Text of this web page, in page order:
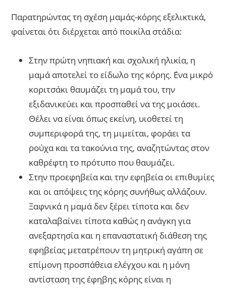
Παρατηρώντας τη σχέση μαμάς-κόρης εξελικτικά,
φαίνεται ότι διέρχεται από ποικίλα στάδια:
Στην πρώτη νηπιακή και σχολική ηλικία, η
μαμά αποτελεί το είδωλο της κόρης. ΄Ενα μικρό
κοριτσάκι θαυμάζει τη μαμά του, την
εξιδανικεύει και προσπαθεί να της μοιάσει.
Θέλει να είναι όπως εκείνη, υιοθετεί τη
συμπεριφορά της, τη μιμείται, φοράει τα
ρούχα και τα τακούνια της, αναζητώντας στον
καθρέφτη το πρότυπο που θαυμάζει.
Στην προεφηβεία και την εφηβεία οι επιθυμίες
και οι απόψεις της κόρης συνήθως αλλάζουν.
Ξαφνικά η μαμά δεν ξέρει τίποτα και δεν
καταλαβαίνει τίποτα καθώς η ανάγκη για
ανεξαρτησία και η επαναστατική διάθεση της
εφηβείας μετατρέπουν τη μητρική αγάπη σε
επίμονη προσπάθεια ελέγχου και η μόνη
αντίσταση της έφηβης κόρης είναι η